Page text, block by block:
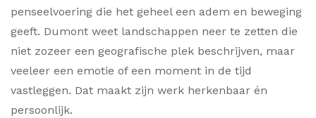
penseelvoering die het geheel een adem en beweging
geeft. Dumont weet landschappen neer te zetten die
niet zozeer een geografische plek beschrijven, maar
veeleer een emotie of een moment in de tijd
vastleggen. Dat maakt zijn werk herkenbaar én
persoonlijk.